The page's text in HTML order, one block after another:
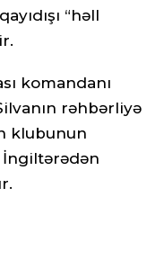
“həll
komandanı
rəhbərliyə
klubunun
İngiltərədən